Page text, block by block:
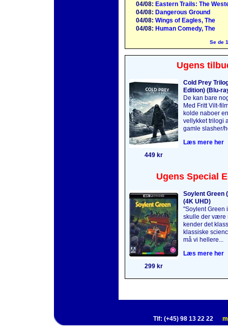
04/08: Eastern Trails: The
04/08: Dangerous Ground
04/08: Wings of Eagles, The
04/08: Human Comedy, The
Se de
Ugens
Cold Prey
Edition) (Blu-
De kan bare
Med Fritt Vilt-
kolde naboer
vellykket trilogi
gamle slasher/
Læs mere her
449 kr
Ugens Special
Soylent Green
(4K UHD)
"Soylent Green
skulle der være
kender det
klassiske
må vi hellere...
Læs mere her
299 kr
Tlf: (+45) 98 13 22 22